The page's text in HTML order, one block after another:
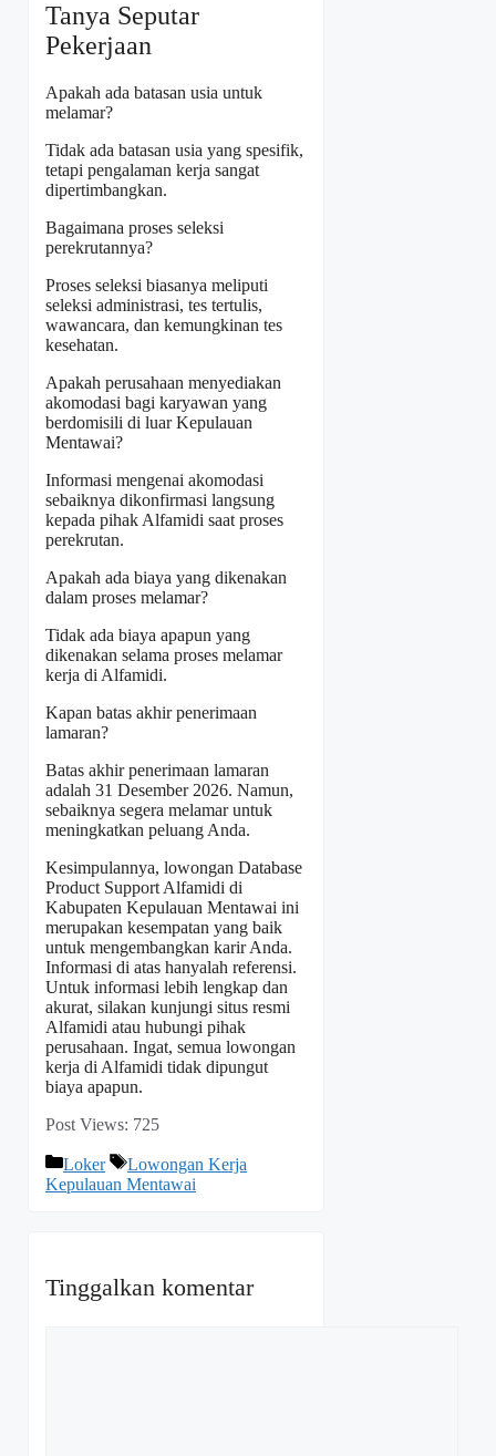
Tanya Seputar
Pekerjaan
Apakah ada batasan usia untuk
melamar?
Tidak ada batasan usia yang spesifik,
tetapi pengalaman kerja sangat
dipertimbangkan.
Bagaimana proses seleksi
perekrutannya?
Proses seleksi biasanya meliputi
seleksi administrasi, tes tertulis,
wawancara, dan kemungkinan tes
kesehatan.
Apakah perusahaan menyediakan
akomodasi bagi karyawan yang
berdomisili di luar Kepulauan
Mentawai?
Informasi mengenai akomodasi
sebaiknya dikonfirmasi langsung
kepada pihak Alfamidi saat proses
perekrutan.
Apakah ada biaya yang dikenakan
dalam proses melamar?
Tidak ada biaya apapun yang
dikenakan selama proses melamar
kerja di Alfamidi.
Kapan batas akhir penerimaan
lamaran?
Batas akhir penerimaan lamaran
adalah 31 Desember 2026. Namun,
sebaiknya segera melamar untuk
meningkatkan peluang Anda.
Kesimpulannya, lowongan Database
Product Support Alfamidi di
Kabupaten Kepulauan Mentawai ini
merupakan kesempatan yang baik
untuk mengembangkan karir Anda.
Informasi di atas hanyalah referensi.
Untuk informasi lebih lengkap dan
akurat, silakan kunjungi situs resmi
Alfamidi atau hubungi pihak
perusahaan. Ingat, semua lowongan
kerja di Alfamidi tidak dipungut
biaya apapun.
Post Views: 725
Kategori
Loker Tag
Lowongan Kerja
Kepulauan Mentawai
Tinggalkan komentar